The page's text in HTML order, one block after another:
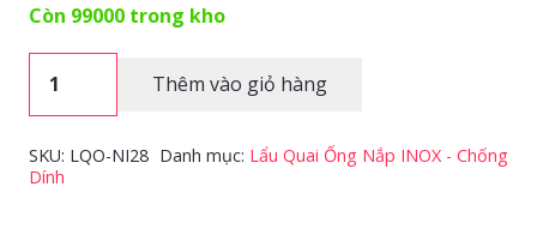
Còn 99000 trong kho
28
Thêm vào giỏ hàng
SKU: LQO-NI28 Danh mục: Lẩu Quai Ống Nắp INOX - Chống
Dính